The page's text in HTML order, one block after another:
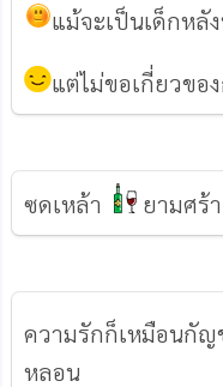
แม้จะเป็นเด็กหลั
แต่ไม่ขอเกี่ยวขอ
ซดเหล้า ยามศร้า
ความรักก็เหมือนกัญ
หลอน